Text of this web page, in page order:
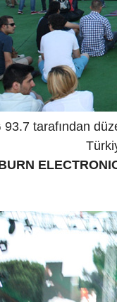
93.7 tarafından